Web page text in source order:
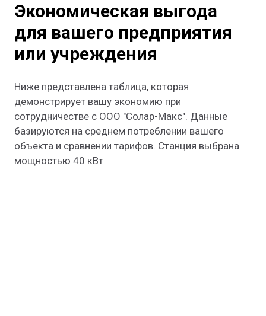
Экономическая выгода
для вашего предприятия
или учреждения
Ниже представлена ​​таблица, которая
демонстрирует вашу экономию при
сотрудничестве с ООО "Солар-Макс". Данные
базируются на среднем потреблении вашего
объекта и сравнении тарифов. Станция выбрана
мощностью 40 кВт